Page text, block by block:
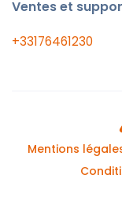
Ventes et
+33176461230
Mentions